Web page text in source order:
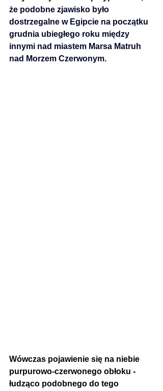
że podobne zjawisko było
dostrzegalne w Egipcie na początku
grudnia ubiegłego roku między
innymi nad miastem Marsa Matruh
nad Morzem Czerwonym.
Wówczas pojawienie się na niebie
purpurowo-czerwonego obłoku -
łudząco podobnego do tego